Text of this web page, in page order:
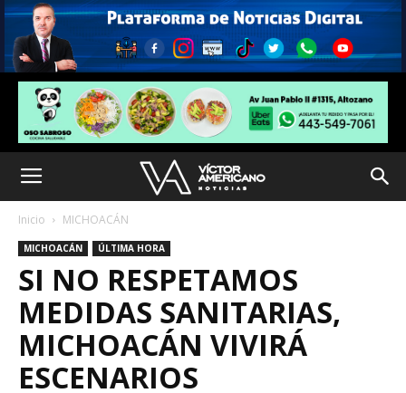
Inicio MICHOACÁN
MICHOACÁN ÚLTIMA HORA
SI NO RESPETAMOS
MEDIDAS SANITARIAS,
MICHOACÁN VIVIRÁ
ESCENARIOS